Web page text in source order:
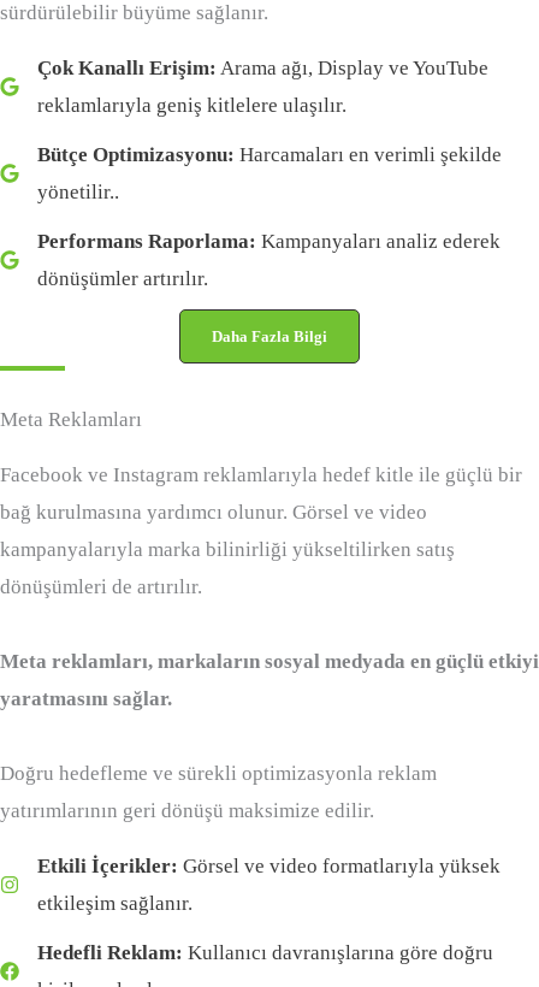
sürdürülebilir büyüme sağlanır.
Çok Kanallı Erişim: Arama ağı, Display ve YouTube
reklamlarıyla geniş kitlelere ulaşılır.
Bütçe Optimizasyonu: Harcamaları en verimli şekilde
yönetilir..
Performans Raporlama: Kampanyaları analiz ederek
dönüşümler artırılır.
Daha Fazla Bilgi
Meta Reklamları
Facebook ve Instagram reklamlarıyla hedef kitle ile güçlü bir
bağ kurulmasına yardımcı olunur. Görsel ve video
kampanyalarıyla marka bilinirliği yükseltilirken satış
dönüşümleri de artırılır.
Meta reklamları, markaların sosyal medyada en güçlü etkiyi
yaratmasını sağlar.
Doğru hedefleme ve sürekli optimizasyonla reklam
yatırımlarının geri dönüşü maksimize edilir.
Etkili İçerikler: Görsel ve video formatlarıyla yüksek
etkileşim sağlanır.
Hedefli Reklam: Kullanıcı davranışlarına göre doğru